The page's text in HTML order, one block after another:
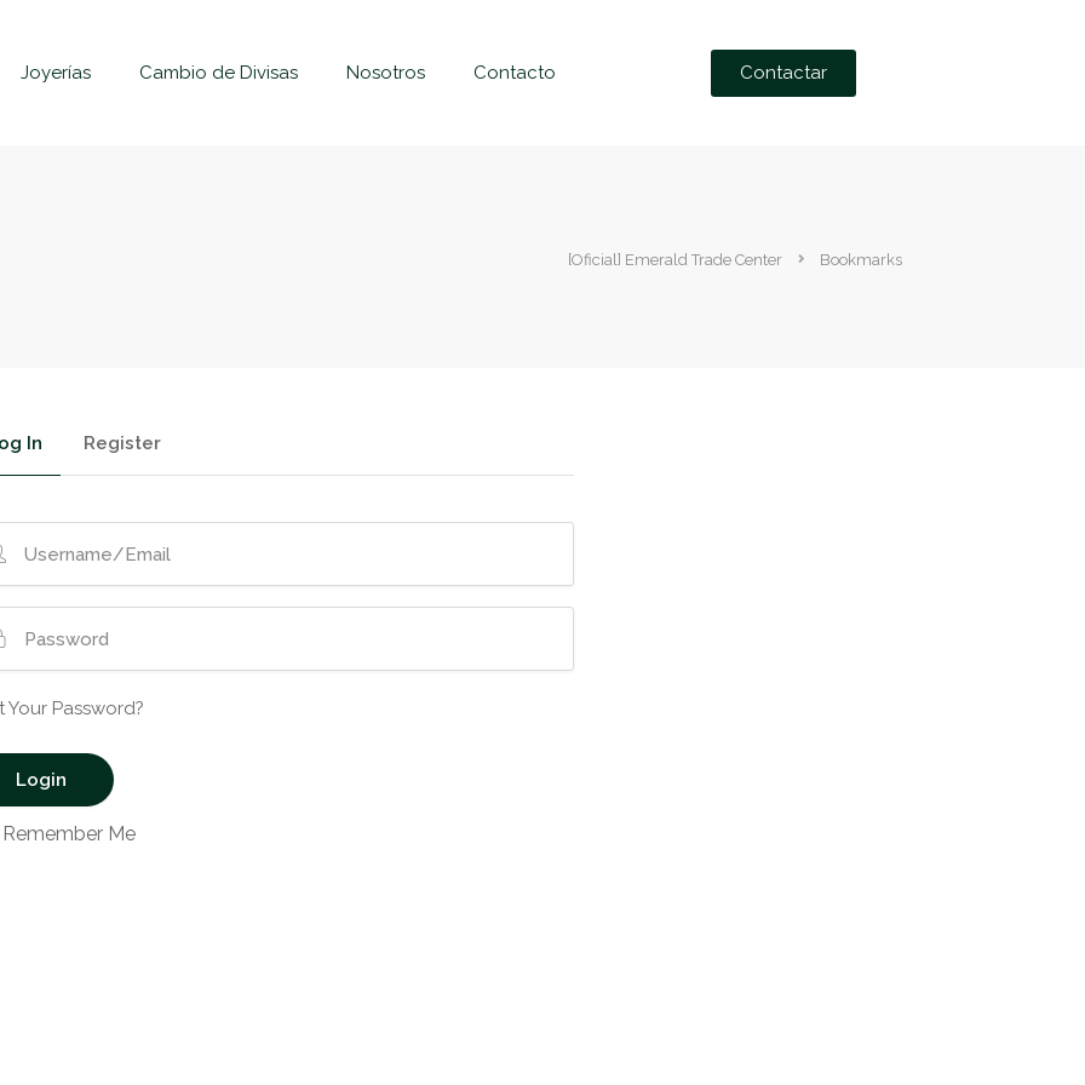
Joyerías Cambio de Divisas Nosotros Contacto Contactar
[Oficial] Emerald Trade Center Bookmarks
In Register
Your Password?
Remember Me